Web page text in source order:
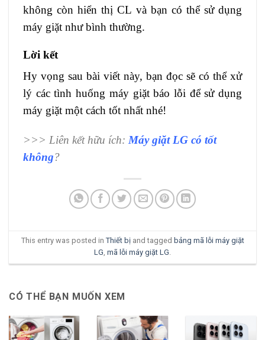
không còn hiển thị CL và bạn có thể sử dụng
máy giặt như bình thường.
Lời kết
Hy vọng sau bài viết này, bạn đọc sẽ có thể xử
lý các tình huống máy giặt báo lỗi để sử dụng
máy giặt một cách tốt nhất nhé!
>>> Liên kết hữu ích: Máy giặt LG có tốt
không?
This entry was posted in Thiết bịand tagged bảng mã lỗi máy giặt
LG, mã lỗi máy giặt LG.
CÓ THỂ BẠN MUỐN XEM